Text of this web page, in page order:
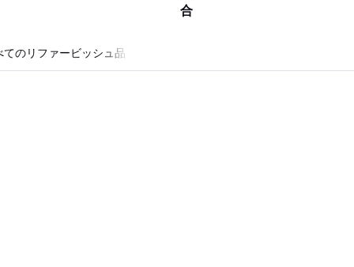
合
てのリファービッシュ品